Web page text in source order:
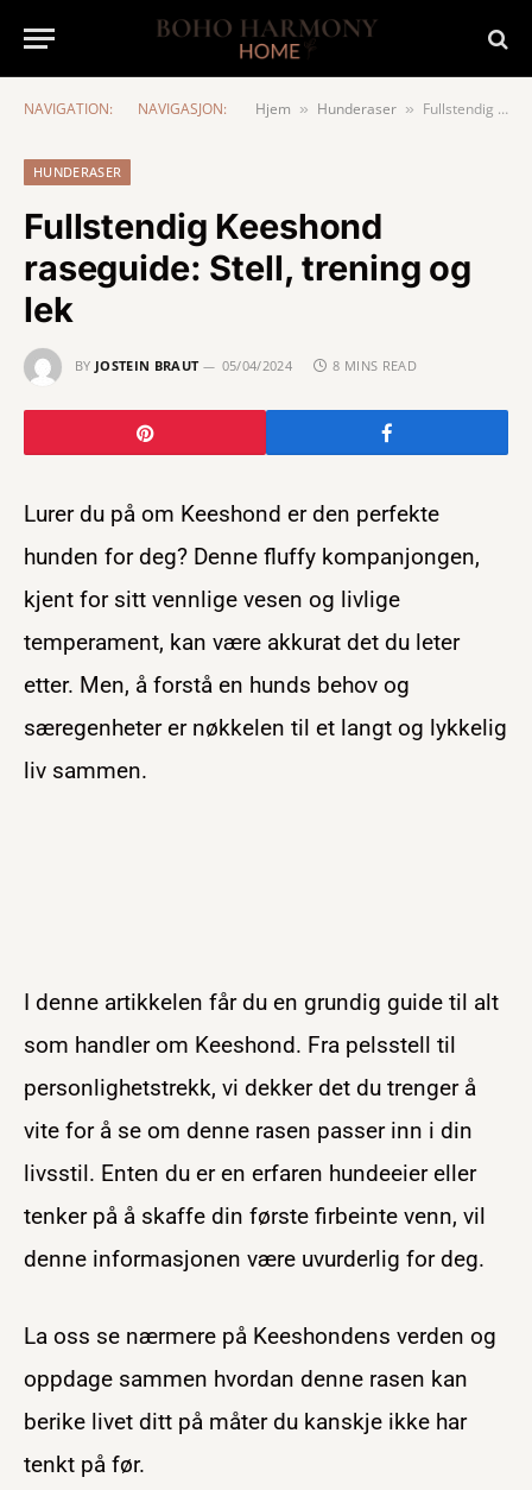
NAVIGATION: NAVIGASJON: Hjem » Hunderaser » Fullstendig Keeshond raseguide: Stell, trening og lek
HUNDERASER
Fullstendig Keeshond
raseguide: Stell, trening og
lek
BY JOSTEIN BRAUT 05/04/2024 8 MINS READ
Lurer du på om Keeshond er den perfekte
hunden for deg? Denne fluffy kompanjongen,
kjent for sitt vennlige vesen og livlige
temperament, kan være akkurat det du leter
etter. Men, å forstå en hunds behov og
særegenheter er nøkkelen til et langt og lykkelig
liv sammen.
I denne artikkelen får du en grundig guide til alt
som handler om Keeshond. Fra pelsstell til
personlighetstrekk, vi dekker det du trenger å
vite for å se om denne rasen passer inn i din
livsstil. Enten du er en erfaren hundeeier eller
tenker på å skaffe din første firbeinte venn, vil
denne informasjonen være uvurderlig for deg.
La oss se nærmere på Keeshondens verden og
oppdage sammen hvordan denne rasen kan
berike livet ditt på måter du kanskje ikke har
tenkt på før.